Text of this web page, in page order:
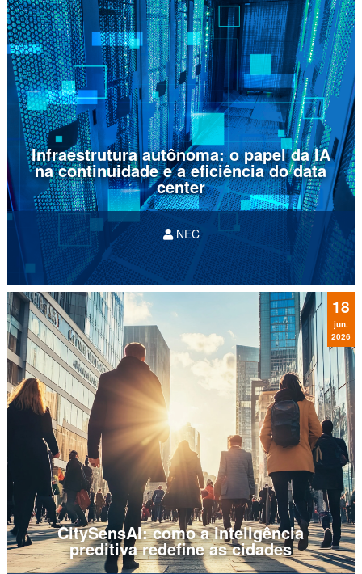
Infraestrutura autônoma: o papel da IA
na continuidade e a eficiência do data
center
Quando discutimos inteligência artificial, é
comum que o foco seja em algoritmos de
geração de conteúdo ou processamento de
dados. No entanto, em 2026, o impacto mais
profundo da tecnologia ocorre na...
NEC
CitySensAI: como a inteligência
preditiva redefine as cidades
18
jun.
2026